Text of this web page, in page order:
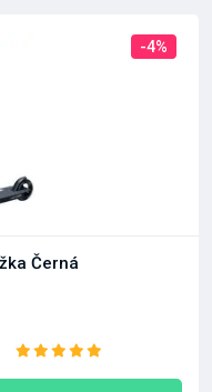
-4%
Černá